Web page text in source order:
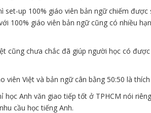
set-up 100% giáo viên bản ngữ chiếm được
100% giáo viên bản ngữ cũng có nhiều
cũng chưa chắc đã giúp người học có
viên Việt và bản ngữ cân bằng 50:50 là
Anh văn giao tiếp tốt ở TPHCM nói
cầu học tiếng Anh.